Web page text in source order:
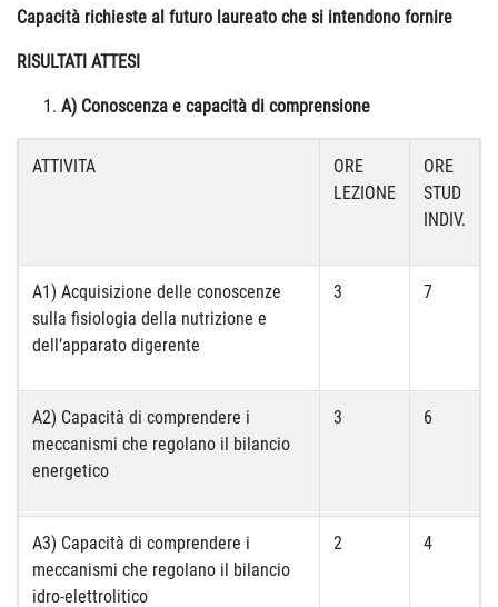
Capacità richieste al futuro laureato che si intendono fornire
RISULTATI ATTESI
A) Conoscenza e capacità di comprensione
ATTIVITA
ORE
LEZIONE
ORE
STUD
INDIV.
A1) Acquisizione delle conoscenze
sulla fisiologia della nutrizione e
dell’apparato digerente
3 7
A2) Capacità di comprendere i
meccanismi che regolano il bilancio
energetico
3 6
A3) Capacità di comprendere i
meccanismi che regolano il bilancio
idro-elettrolitico
2 4